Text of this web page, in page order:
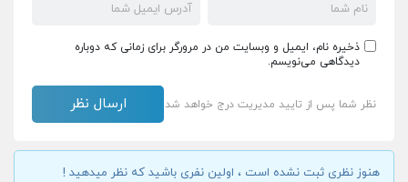
ذخیره نام، ایمیل و وبسایت من در مرورگر برای زمانی که دوباره
دیدگاهی می‌نویسم.
نظر شما پس از تایید مدیریت درج خواهد شد
هنوز نظری ثبت نشده است ، اولین نفری باشید که نظر میدهید !